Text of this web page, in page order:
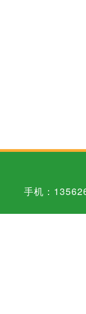
手机：